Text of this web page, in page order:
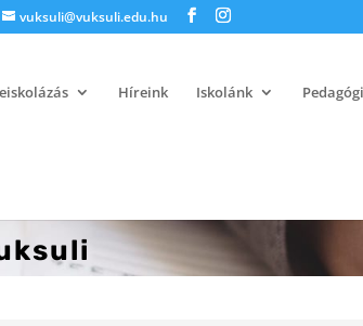
vuksuli@vuksuli.edu.hu
Híreink Iskolánk